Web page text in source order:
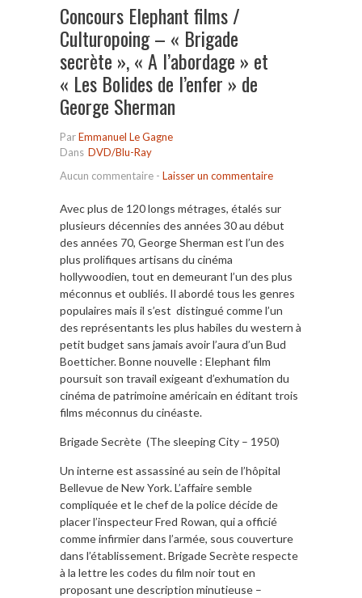
Concours Elephant films /
Culturopoing – « Brigade
secrète », « A l’abordage » et
« Les Bolides de l’enfer » de
George Sherman
ParEmmanuel Le Gagne
Dans DVD/Blu-Ray
Aucun commentaire - Laisser un commentaire
Avec plus de 120 longs métrages, étalés sur
plusieurs décennies des années 30 au début
des années 70, George Sherman est l’un des
plus prolifiques artisans du cinéma
hollywoodien, tout en demeurant l’un des plus
méconnus et oubliés. Il abordé tous les genres
populaires mais il s’est distingué comme l’un
des représentants les plus habiles du western à
petit budget sans jamais avoir l’aura d’un Bud
Boetticher. Bonne nouvelle : Elephant film
poursuit son travail exigeant d’exhumation du
cinéma de patrimoine américain en éditant trois
films méconnus du cinéaste.
Brigade Secrète (The sleeping City – 1950)
Un interne est assassiné au sein de l’hôpital
Bellevue de New York. L’affaire semble
compliquée et le chef de la police décide de
placer l’inspecteur Fred Rowan, qui a officié
comme infirmier dans l’armée, sous couverture
dans l’établissement. Brigade Secrète respecte
à la lettre les codes du film noir tout en
proposant une description minutieuse –